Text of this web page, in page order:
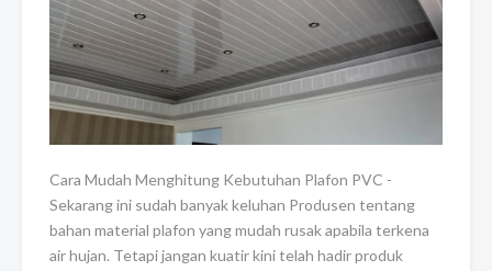
Cara Mudah Menghitung Kebutuhan Plafon PVC -
Sekarang ini sudah banyak keluhan Produsen tentang
bahan material plafon yang mudah rusak apabila terkena
air hujan. Tetapi jangan kuatir kini telah hadir produk